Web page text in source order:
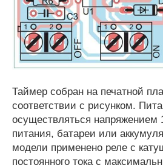
Таймер собран на печатной
соответствии с рисунком.
осуществляться напряжением
питания, батареи или
модели применено реле с
постоянного тока с